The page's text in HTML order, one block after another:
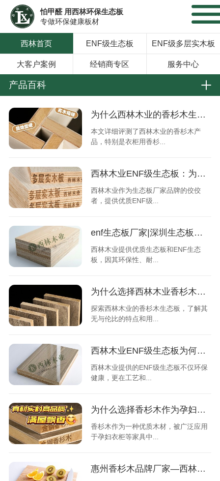
怕甲醛 用西林环保生态板
专做环保健康板材
西林首页 ENF级生态板 ENF级多层实木板
大客户案例 经销商专区 服务中心
产品百科
为什么西林木业的香杉木生态板能脱颖而出？
本文详细评测了西林木业的香杉木产
品，特别是衣柜用香杉...
西林木业ENF级生态板：为何选择这个品牌？
西林木业作为生态板厂家品牌的佼佼
者，提供优质ENF级...
enf生态板厂家|深圳生态板厂家直供|深圳生态板厂家批发
西林木业提供优质生态板和ENF生态
板，因其环保性、耐...
为什么选择西林木业香杉木衣柜更值得？
探索西林木业的香杉木生态板，了解其
无与伦比的特点和用...
西林木业ENF级生态板为何深受市场青睐？
西林木业提供的ENF级生态板不仅环保
健康，更在工艺和...
为什么选择香杉木作为孕妇衣柜的理想材料？
香杉木作为一种优质木材，被广泛应用
于孕妇衣柜等家具中...
惠州香杉木品牌厂家—西林木业